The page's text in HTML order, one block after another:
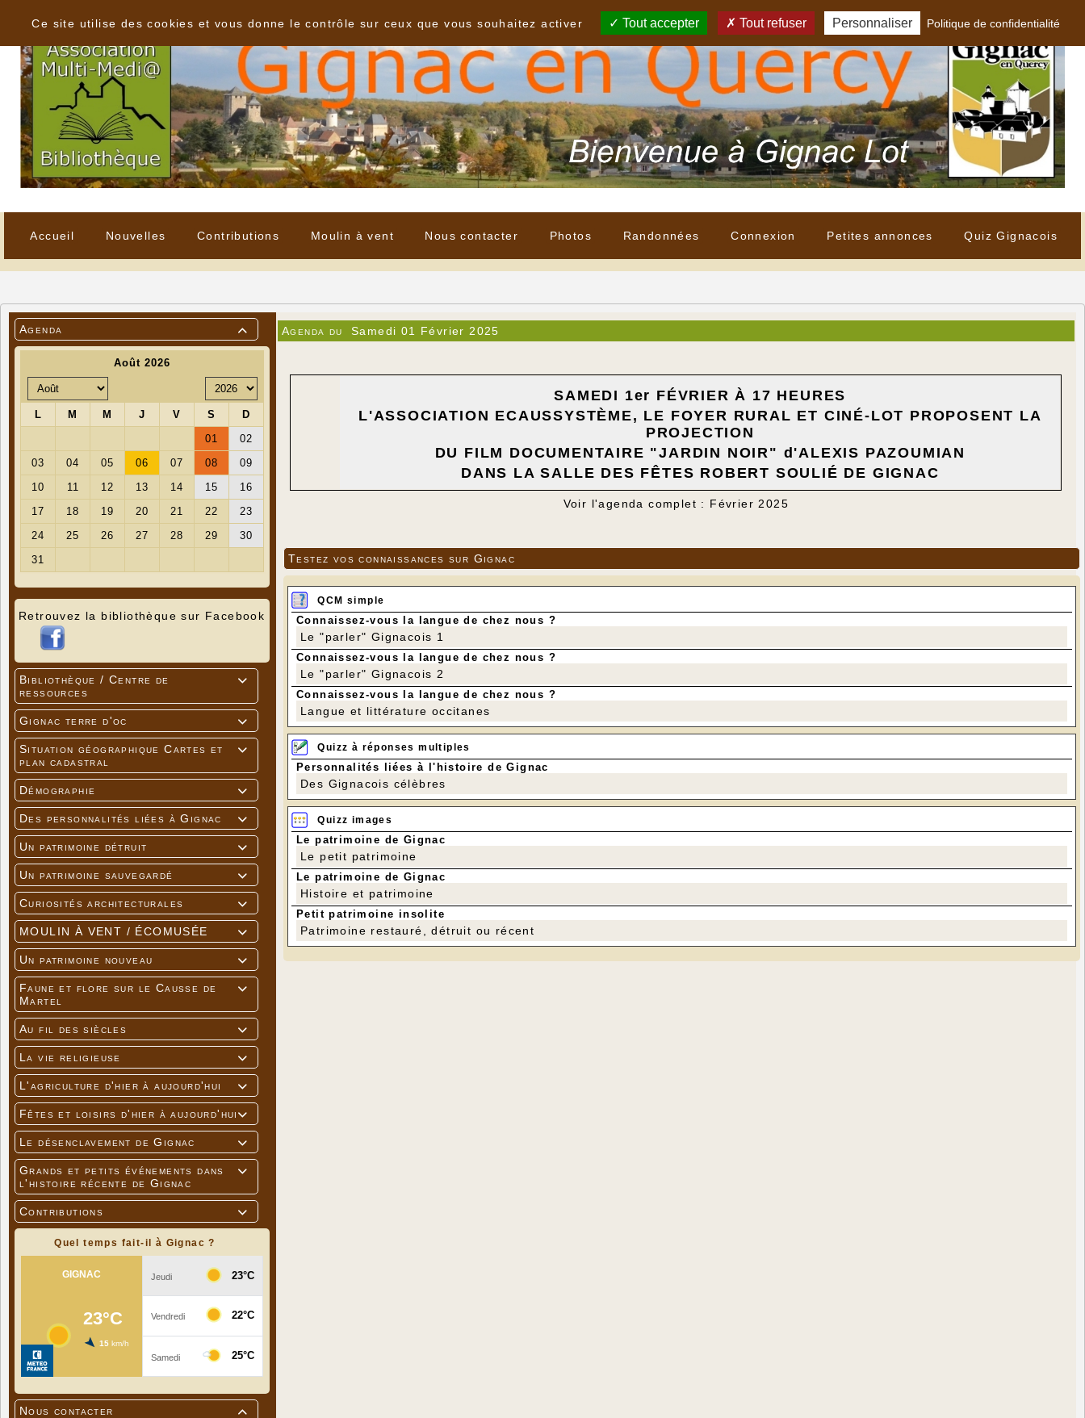
Accueil Nouvelles Contributions Moulin à vent Nous contacter Photos Randonnées Connexion Petites annonces Quiz Gignacois

Agenda
Retrouvez la bibliothèque sur Facebook

Bibliothèque / Centre de
ressources

Gignac terre d'oc

Situation géographique Cartes et
plan cadastral

Démographie

Des personnalités liées à Gignac

Un patrimoine détruit

Un patrimoine sauvegardé

Curiosités architecturales

MOULIN À VENT / ÉCOMUSÉE

Un patrimoine nouveau

Faune et flore sur le Causse de
Martel

Au fil des siècles

La vie religieuse

L'agriculture d'hier à aujourd'hui

Fêtes et loisirs d'hier à aujourd'hui

Le désenclavement de Gignac

Grands et petits événements dans
l'histoire récente de Gignac

Contributions
Quel temps fait-il à Gignac ?

Nous contacter
Agenda du Samedi 01 Février 2025
SAMEDI 1er FÉVRIER À 17 HEURES
L'ASSOCIATION ECAUSSYSTÈME, LE FOYER RURAL ET CINÉ-LOT PROPOSENT LA
PROJECTION
DU FILM DOCUMENTAIRE "JARDIN NOIR" d'ALEXIS PAZOUMIAN
DANS LA SALLE DES FÊTES ROBERT SOULIÉ DE GIGNAC
Voir l'agenda complet : Février 2025
Testez vos connaissances sur Gignac
QCM simple
Connaissez-vous la langue de chez nous ?
Le "parler" Gignacois 1
Connaissez-vous la langue de chez nous ?
Le "parler" Gignacois 2
Connaissez-vous la langue de chez nous ?
Langue et littérature occitanes
Quizz à réponses multiples
Personnalités liées à l'histoire de Gignac
Des Gignacois célèbres
Quizz images
Le patrimoine de Gignac
Le petit patrimoine
Le patrimoine de Gignac
Histoire et patrimoine
Petit patrimoine insolite
Patrimoine restauré, détruit ou récent
Ce site utilise des cookies et vous donne le contrôle sur ceux que vous souhaitez activer
Tout accepter Tout refuser Personnaliser Politique de confidentialité